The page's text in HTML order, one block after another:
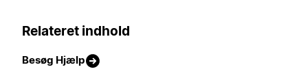
Relateret indhold
Besøg Hjælp